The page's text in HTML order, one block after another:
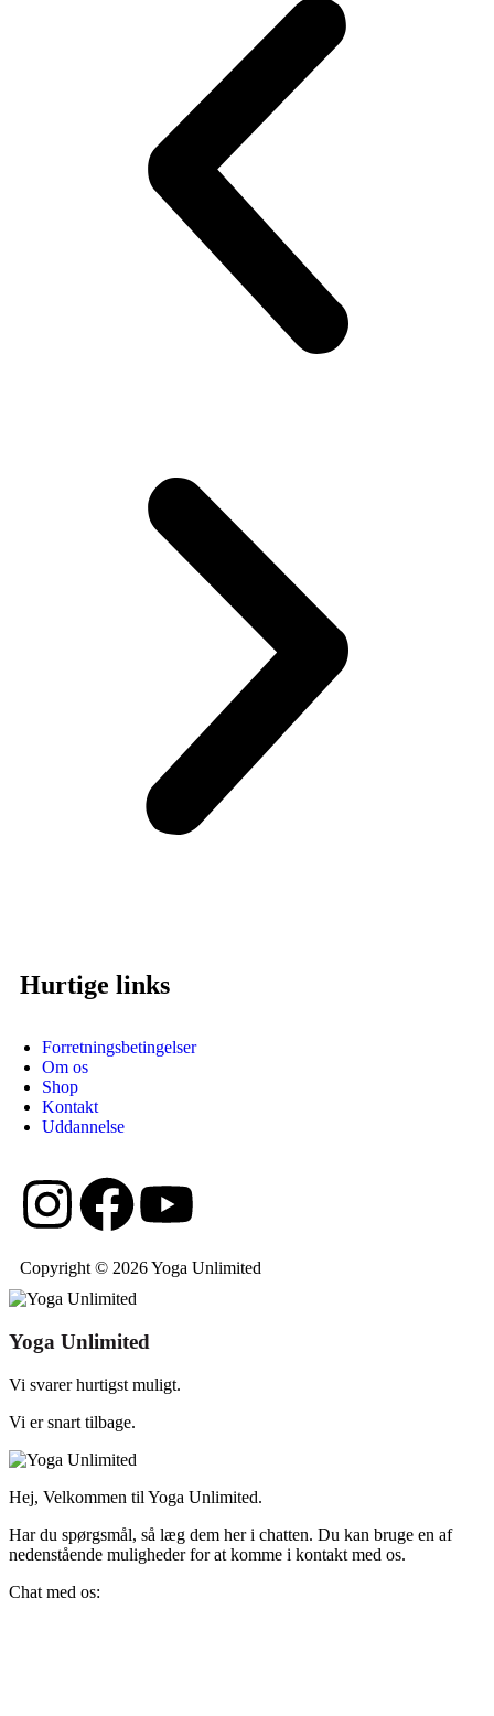
Hurtige links
Forretningsbetingelser
Om os
Shop
Kontakt
Uddannelse
Copyright © 2026 Yoga Unlimited
Yoga Unlimited
Vi svarer hurtigst muligt.
Vi er snart tilbage.
Hej, Velkommen til Yoga Unlimited.
Har du spørgsmål, så læg dem her i chatten. Du kan bruge en af
nedenstående muligheder for at komme i kontakt med os.
Chat med os: